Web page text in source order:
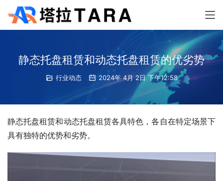
静态托盘租赁和动态托盘租赁的优劣势
行业动态 2024年 4月 2日 下午12:58
静态托盘租赁和动态托盘租赁各具特色，各自在特定场景下
具有独特的优势和劣势。